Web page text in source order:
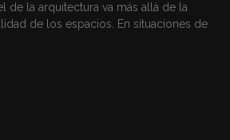
de la arquitectura va más allá de la
de los espacios. En situaciones de